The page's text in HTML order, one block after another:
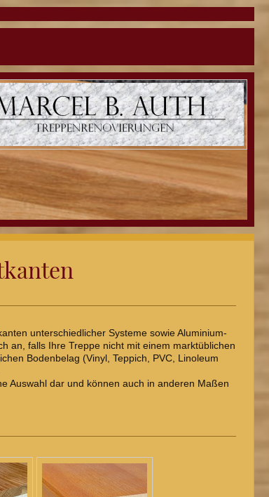
unterschiedlicher Systeme sowie Aluminium-
an, falls Ihre Treppe nicht mit einem marktüblichen
Bodenbelag (Vinyl, Teppich, PVC, Linoleum
Auswahl dar und können auch in anderen Maßen